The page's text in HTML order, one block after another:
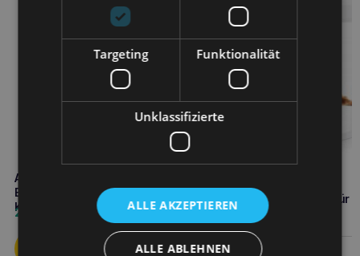
APTUS Relax Solution 30ml zur
Beruhigung von Hunden und
Katzen
22,90
Verdauungsförderung für
Hunde und Katzen
Targeting Funktionalität
Unklassifizierte
ALLE AKZEPTIEREN
ALLE ABLEHNEN